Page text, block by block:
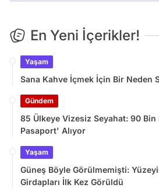
En Yeni İçerikler!
Yaşam
Sana Kahve İçmek İçin Bir Neden
Gündem
85 Ülkeye Vizesiz Seyahat: 90 Bin
Pasaport' Alıyor
Yaşam
Güneş Böyle Görülmemişti:
Girdapları İlk Kez Görüldü